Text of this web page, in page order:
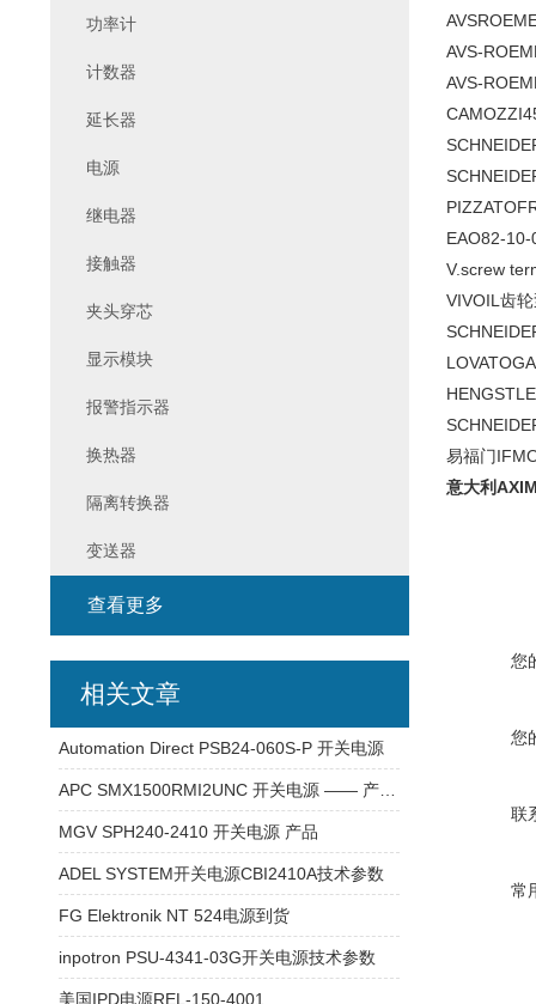
AVS-
AVS-
CAMOZZI
PIZZATO
EAO82-10-
V.screw
VIVOIL齿
LOVATO
易福门IFM
意大利
您
您
联
常
功率计
计数器
延长器
电源
继电器
接触器
夹头穿芯
显示模块
报警指示器
换热器
隔离转换器
变送器
查看更多
相关文章
Automation Direct PSB24-060S-P 开关电源
MGV SPH240-2410 开关电源 产品
ADEL SYSTEM开关电源CBI2410A技术参数
FG Elektronik NT 524电源到货
inpotron PSU-4341-03G开关电源技术参数
美国IPD电源REL-150-4001